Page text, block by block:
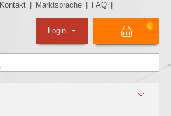
Kontakt Marktsprache FAQ
0
Login